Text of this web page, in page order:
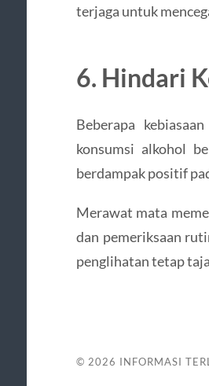
terjaga untuk
6. Hindari
Beberapa
konsumsi alkohol
berdampak positif
Merawat mata
dan pemeriksaan
penglihatan tetap
© 2026 INFORMASI